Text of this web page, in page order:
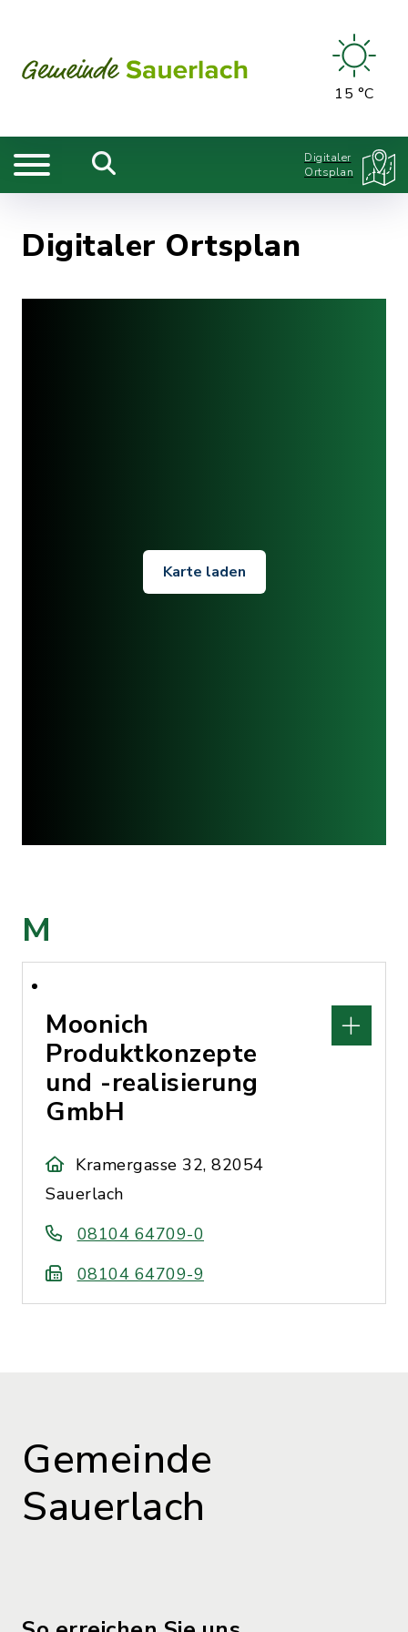
15 °C
Digitaler
Ortsplan
Digitaler Ortsplan
Karte laden
M
Moonich
Produktkonzepte
und -realisierung
GmbH
Kramergasse 32, 82054
Sauerlach
08104 64709-0
08104 64709-9
Gemeinde
Sauerlach